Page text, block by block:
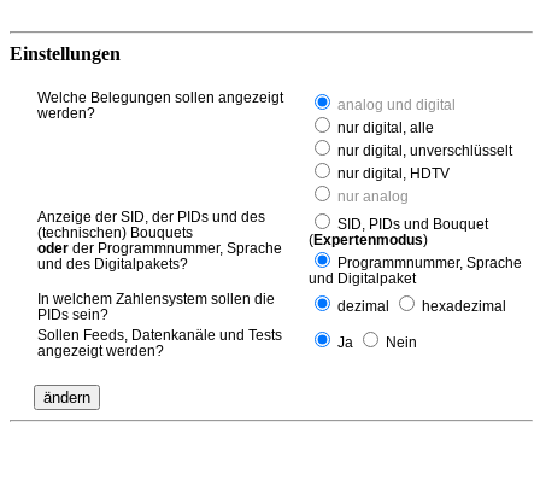
Einstellungen
Welche Belegungen sollen angezeigt
werden?
analog und digital
nur digital, alle
nur digital, unverschlüsselt
nur digital, HDTV
nur analog
Anzeige der SID, der PIDs und des
(technischen) Bouquets
oder der Programmnummer, Sprache
und des Digitalpakets?
SID, PIDs und Bouquet
(Expertenmodus)
Programmnummer, Sprache
und Digitalpaket
In welchem Zahlensystem sollen die
PIDs sein?
dezimal
hexadezimal
Sollen Feeds, Datenkanäle und Tests
angezeigt werden?
Ja Nein